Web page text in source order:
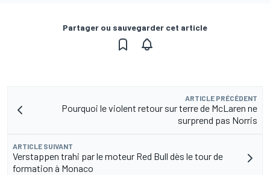
Partager ou sauvegarder cet article
ARTICLE PRÉCÉDENT
Pourquoi le violent retour sur terre de McLaren ne
surprend pas Norris
ARTICLE SUIVANT
Verstappen trahi par le moteur Red Bull dès le tour de
formation à Monaco